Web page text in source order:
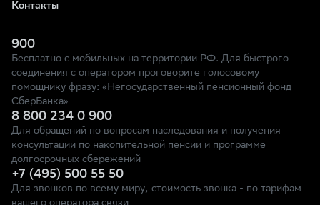
Контакты
900
Бесплатно с мобильных на территории РФ. Для быстрого
соединения с оператором проговорите голосовому
помощнику фразу: «Негосударственный пенсионный фонд
СберБанка»
8 800 234 0 900
Для обращений по вопросам наследования и получения
консультации по накопительной пенсии и программе
долгосрочных сбережений
+7 (495) 500 55 50
Для звонков по всему миру, стоимость звонка - по тарифам